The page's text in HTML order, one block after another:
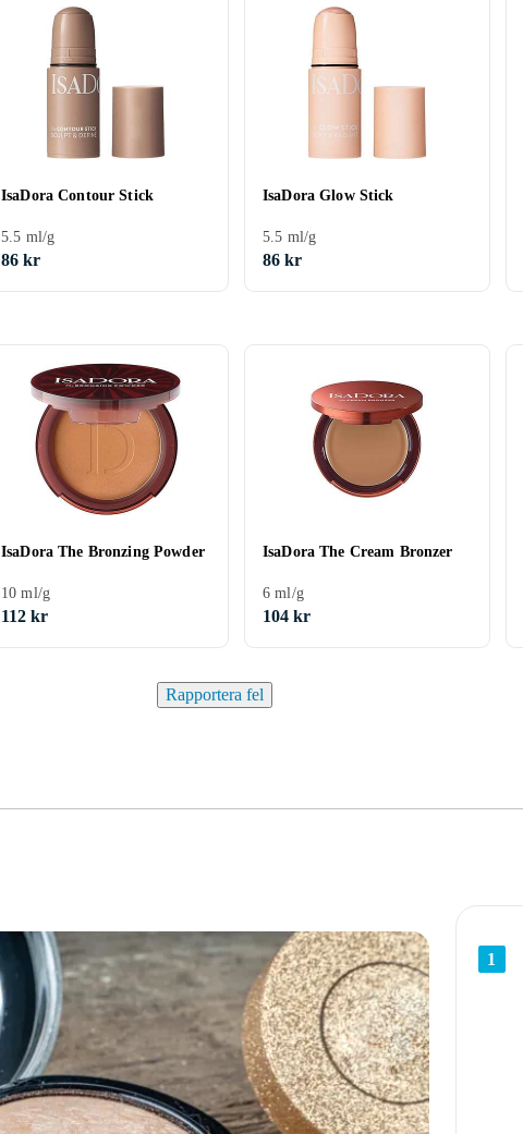
IsaDora Contour Stick
5.5 ml/g
86 kr
IsaDora Glow Stick
5.5 ml/g
86 kr
IsaDora The Bronzing Powder
10 ml/g
112 kr
IsaDora The Cream Bronzer
6 ml/g
104 kr
Rapportera fel
1